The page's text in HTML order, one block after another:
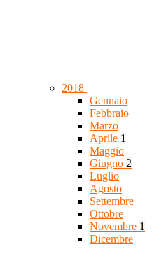
2018
Gennaio
Febbraio
Marzo
Aprile 1
Maggio
Giugno 2
Luglio
Agosto
Settembre
Ottobre
Novembre 1
Dicembre